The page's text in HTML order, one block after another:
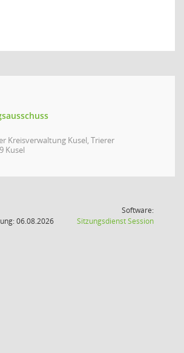
Kreisverwaltung Kusel, Trierer
Kusel
06.08.2026
Software:
SitzungsdienstSession(Wird in